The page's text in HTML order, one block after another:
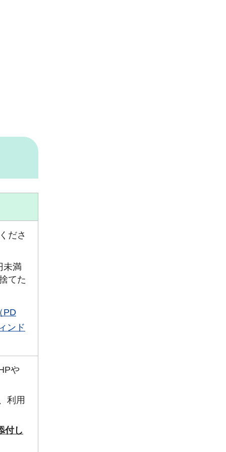
ださ
未満
てた
PD
ンド
や
利用
付し